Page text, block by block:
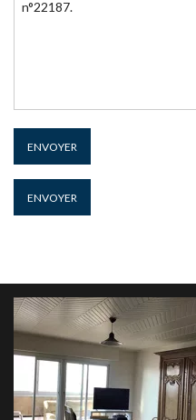
ENVOYER
ENVOYER